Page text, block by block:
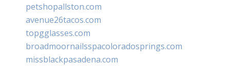
petshopallston.com
avenue26tacos.com
topgglasses.com
broadmoornailsspacoloradosprings.com
missblackpasadena.com